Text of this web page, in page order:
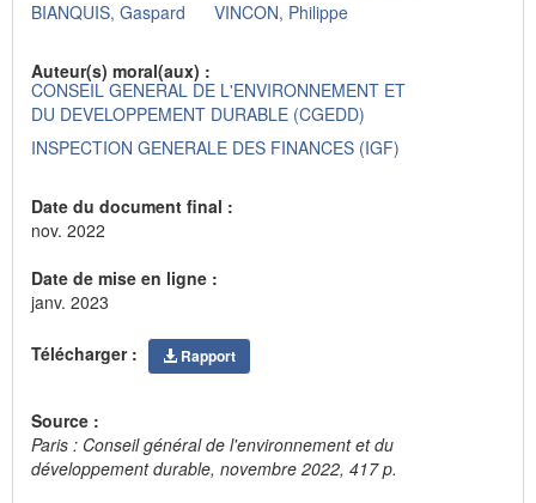
BIANQUIS, Gaspard
VINCON, Philippe
Auteur(s) moral(aux) :
CONSEIL GENERAL DE L'ENVIRONNEMENT ET
DU DEVELOPPEMENT DURABLE (CGEDD)
INSPECTION GENERALE DES FINANCES (IGF)
Date du document final :
nov. 2022
Date de mise en ligne :
janv. 2023
Télécharger : Rapport
Source :
Paris : Conseil général de l'environnement et du
développement durable, novembre 2022, 417 p.